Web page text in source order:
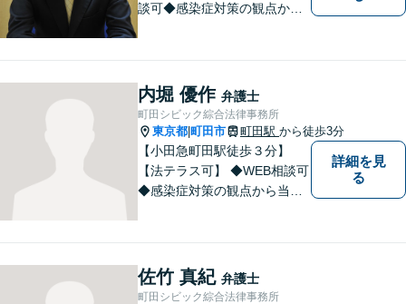
談可◆感染症対策の観点から
内堀 優作 弁護士
町田シビック綜合法律事務所
東京都 町田市 町田駅 から徒歩3分
【小田急町田駅徒歩３分】
【法テラス可】 ◆WEB相談可
◆感染症対策の観点から当面
詳細を見
る
佐竹 真紀 弁護士
町田シビック綜合法律事務所